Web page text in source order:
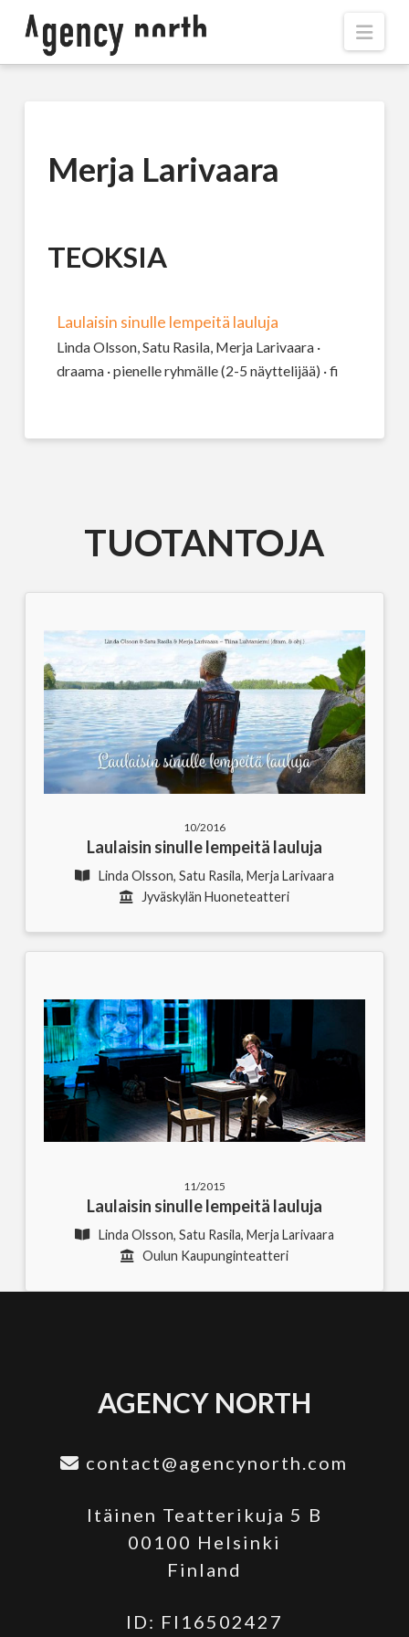
Merja Larivaara
TEOKSIA
Laulaisin sinulle lempeitä lauluja
Linda Olsson, Satu Rasila, Merja Larivaara ·
draama · pienelle ryhmälle (2-5 näyttelijää) · fi
TUOTANTOJA
10/2016
Laulaisin sinulle lempeitä lauluja
Linda Olsson, Satu Rasila, Merja Larivaara
Jyväskylän Huoneteatteri
11/2015
Laulaisin sinulle lempeitä lauluja
Linda Olsson, Satu Rasila, Merja Larivaara
Oulun Kaupunginteatteri
AGENCY NORTH
contact@agencynorth.com
Itäinen Teatterikuja 5 B
00100 Helsinki
Finland
ID: FI16502427